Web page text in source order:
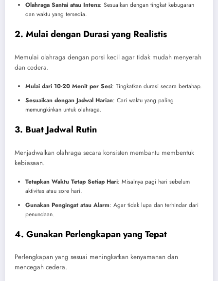
Olahraga Santai atau Intens: Sesuaikan dengan tingkat kebugaran
dan waktu yang tersedia.
2. Mulai dengan Durasi yang Realistis
Memulai olahraga dengan porsi kecil agar tidak mudah menyerah
dan cedera.
Mulai dari 10-20 Menit per Sesi: Tingkatkan durasi secara bertahap.
Sesuaikan dengan Jadwal Harian: Cari waktu yang paling
memungkinkan untuk olahraga.
3. Buat Jadwal Rutin
Menjadwalkan olahraga secara konsisten membantu membentuk
kebiasaan.
Tetapkan Waktu Tetap Setiap Hari: Misalnya pagi hari sebelum
aktivitas atau sore hari.
Gunakan Pengingat atau Alarm: Agar tidak lupa dan terhindar dari
penundaan.
4. Gunakan Perlengkapan yang Tepat
Perlengkapan yang sesuai meningkatkan kenyamanan dan
mencegah cedera.